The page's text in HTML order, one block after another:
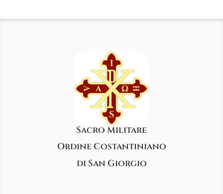
Sacro Militare
Ordine Costantiniano
di San Giorgio